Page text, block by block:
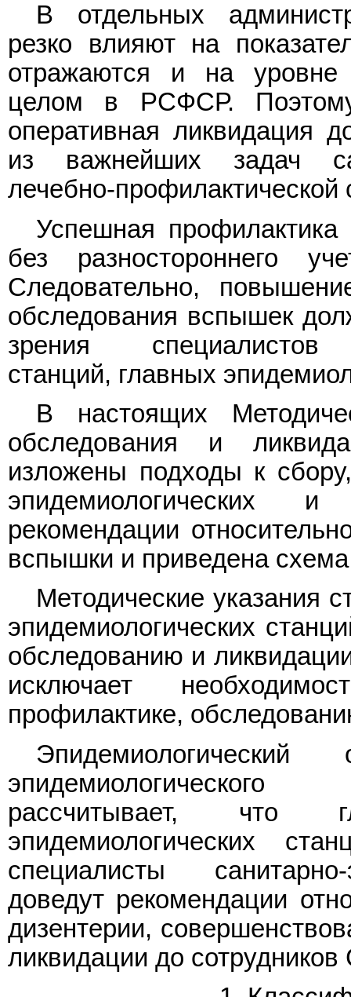
В отдельных
резко влияют на
отражаются и на уровне
целом в РСФСР.
оперативная ликвидация
из важнейших задач
лечебно-профилактической
Успешная
без разностороннего
Следовательно,
обследования вспышек
зрения специалистов
станций, главных
В настоящих
обследования и
изложены подходы к
эпидемиологических
рекомендации
вспышки и приведена
Методические указания
эпидемиологических
обследованию и
исключает
профилактике,
рассчитывает, что
эпидемиологических
специалисты
доведут рекомендации
дизентерии,
ликвидации до